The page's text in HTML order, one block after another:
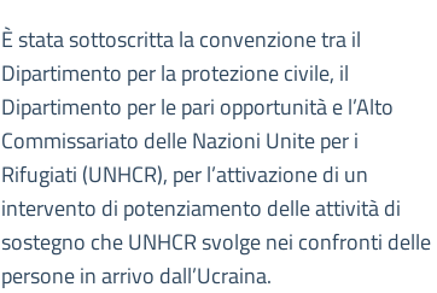
È stata sottoscritta la convenzione tra il
Dipartimento per la protezione civile, il
Dipartimento per le pari opportunità e l’Alto
Commissariato delle Nazioni Unite per i
Rifugiati (UNHCR), per l’attivazione di un
intervento di potenziamento delle attività di
sostegno che UNHCR svolge nei confronti delle
persone in arrivo dall’Ucraina.